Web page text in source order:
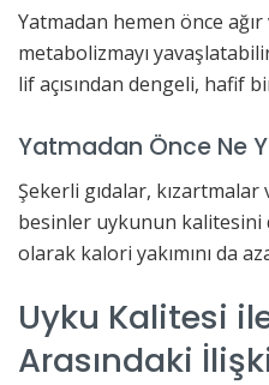
Yatmadan hemen önce
metabolizmayı
lif açısından dengeli, hafif
Yatmadan Önce Ne
Şekerli gıdalar,
besinler uykunun kalitesini
olarak kalori yakımını da
Uyku Kalitesi
Arasındaki